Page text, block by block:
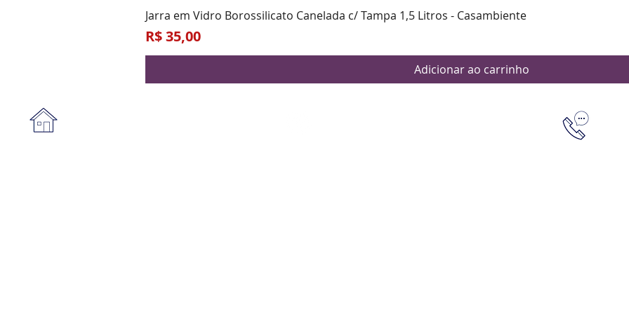
Visualização rápida
Jarra em Vidro Borossilicato Canelada c/ Tampa 1,5 Litros - Casambiente
Preço
R$ 35,00
Adicionar ao carrinho